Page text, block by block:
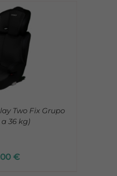
Two Fix Grupo
a 36 kg)
€